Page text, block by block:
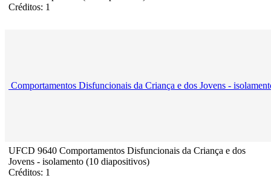
Créditos: 1
Comportamentos Disfuncionais da Criança e dos Jovens -
UFCD 9640 Comportamentos Disfuncionais da Criança e dos
Jovens - isolamento (10 diapositivos)
Créditos: 1